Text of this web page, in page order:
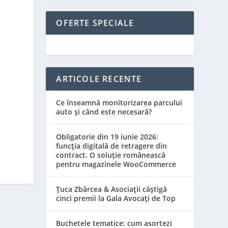
OFERTE SPECIALE
ARTICOLE RECENTE
Ce înseamnă monitorizarea parcului
auto și când este necesară?
Obligatorie din 19 iunie 2026:
funcția digitală de retragere din
contract. O soluție românească
pentru magazinele WooCommerce
Țuca Zbârcea & Asociații câștigă
cinci premii la Gala Avocați de Top
Buchetele tematice: cum asortezi